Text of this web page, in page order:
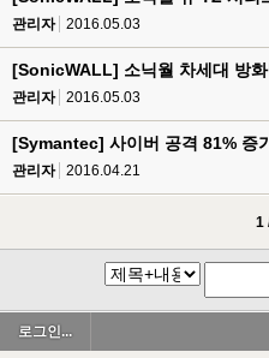
관리자 2016.05.03
[SonicWALL] 소닉월 차세대 방
관리자 2016.05.03
[Symantec] 사이버 공격 81% 증
관리자 2016.04.21
1
로그인...